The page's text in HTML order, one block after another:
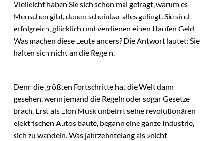
Vielleicht haben Sie sich schon mal gefragt, warum es
Menschen gibt, denen scheinbar alles gelingt. Sie sind
erfolgreich, glücklich und verdienen einen Haufen Geld.
Was machen diese Leute anders? Die Antwort lautet: Sie
halten sich nicht an die Regeln.
Denn die größten Fortschritte hat die Welt dann
gesehen, wenn jemand die Regeln oder sogar Gesetze
brach. Erst als Elon Musk unbeirrt seine revolutionären
elektrischen Autos baute, begann eine ganze Industrie,
sich zu wandeln. Was jahrzehntelang als »nicht